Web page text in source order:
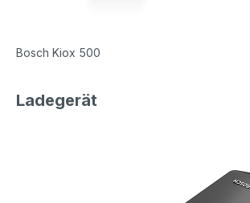
Bosch Kiox 500
Ladegerät